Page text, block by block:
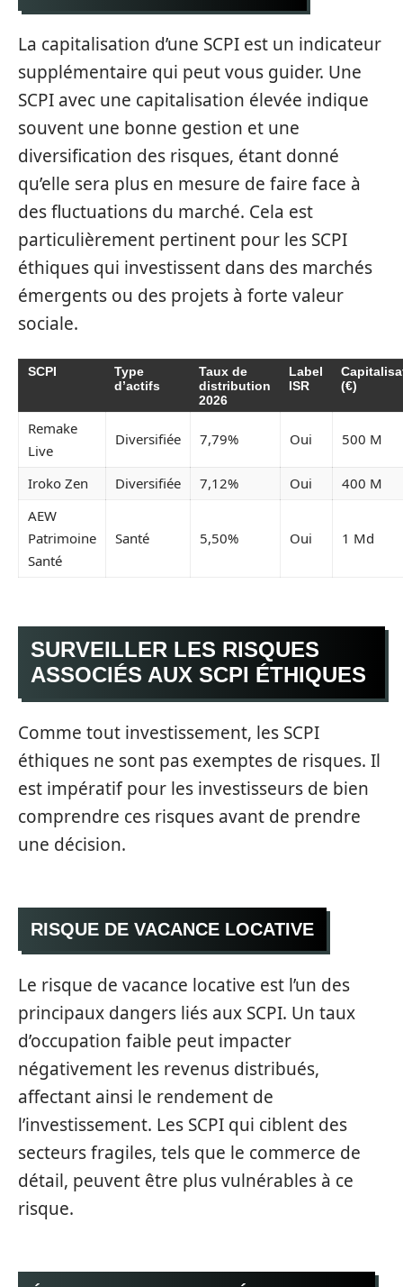
La capitalisation d’une SCPI est un indicateur
supplémentaire qui peut vous guider. Une
SCPI avec une capitalisation élevée indique
souvent une bonne gestion et une
diversification des risques, étant donné
qu’elle sera plus en mesure de faire face à
des fluctuations du marché. Cela est
particulièrement pertinent pour les SCPI
éthiques qui investissent dans des marchés
émergents ou des projets à forte valeur
sociale.
SCPI
Type
d’actifs
Taux de
distribution
2026
Label
ISR
(€)
Remake
Live
Diversifiée 7,79% Oui 500 M
Iroko Zen Diversifiée 7,12% Oui
400 M
AEW
Patrimoine
Santé
Santé 5,50% Oui 1 Md
SURVEILLER LES RISQUES
ASSOCIÉS AUX SCPI ÉTHIQUES
Comme tout investissement, les SCPI
éthiques ne sont pas exemptes de risques. Il
est impératif pour les investisseurs de bien
comprendre ces risques avant de prendre
une décision.
RISQUE DE VACANCE LOCATIVE
Le risque de vacance locative est l’un des
principaux dangers liés aux SCPI. Un taux
d’occupation faible peut impacter
négativement les revenus distribués,
affectant ainsi le rendement de
l’investissement. Les SCPI qui ciblent des
secteurs fragiles, tels que le commerce de
détail, peuvent être plus vulnérables à ce
risque.